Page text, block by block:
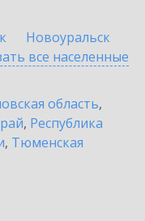
Новоуральск
все населенные
область,
, Республика
, Тюменская